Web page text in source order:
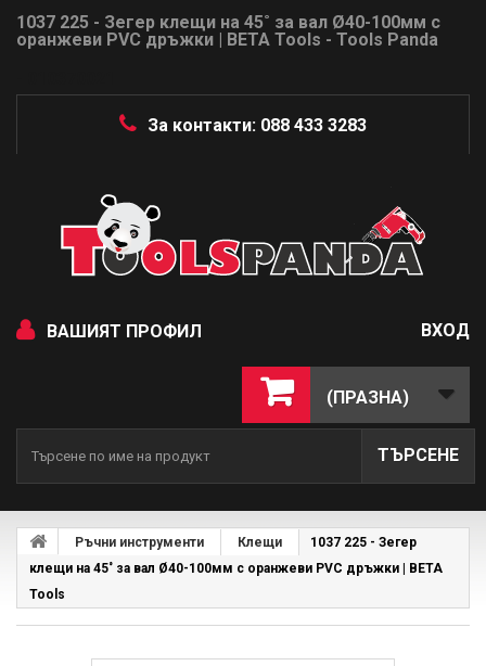
1037 225 - Зегер клещи на 45˚ за вал Ø40-100мм с
оранжеви PVC дръжки | BETA Tools - Tools Panda
За контакти: 088 433 3283
ВАШИЯТ ПРОФИЛ ВХОД
(ПРАЗНА)
ТЪРСЕНЕ
Ръчни инструменти Клещи
1037 225 - Зегер
клещи на 45˚ за вал Ø40-100мм с оранжеви PVC дръжки | BETA
Tools